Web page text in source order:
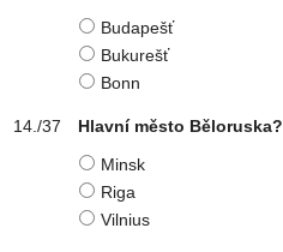
Budapešť
Bukurešť
Bonn
Hlavní město Běloruska?
Minsk
Riga
Vilnius